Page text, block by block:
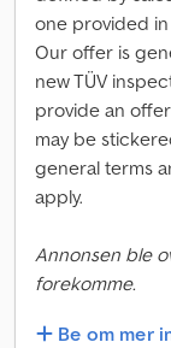
one provided
Our offer is
new TÜV
provide an
may be
general terms
apply.
Annonsen ble
forekomme.
Be om mer